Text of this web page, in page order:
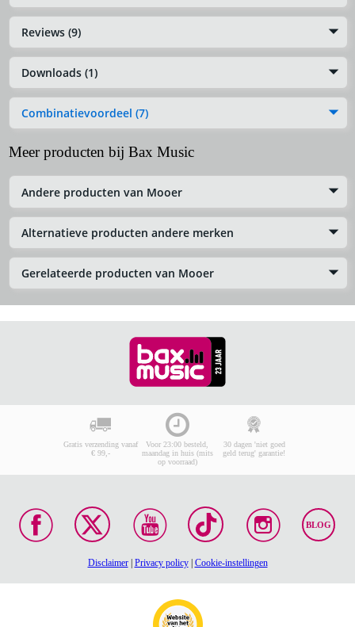
Reviews (9)
Downloads (1)
Combinatievoordeel (7)
Meer producten bij Bax Music
Andere producten van Mooer
Alternatieve producten andere merken
Gerelateerde producten van Mooer
Gratis verzending vanaf
€ 99,-
Voor 23:00 besteld,
maandag in huis (mits
op voorraad)
30 dagen 'niet goed
geld terug' garantie!
BLOG
Disclaimer| Privacy policy| Cookie-instellingen